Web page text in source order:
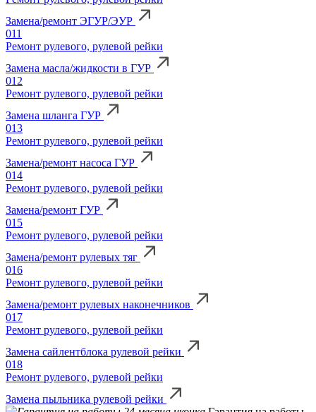
Замена/ремонт ЭГУР/ЭУР
011
Ремонт рулевого, рулевой рейки
Замена масла/жидкости в ГУР
012
Ремонт рулевого, рулевой рейки
Замена шланга ГУР
013
Ремонт рулевого, рулевой рейки
Замена/ремонт насоса ГУР
014
Ремонт рулевого, рулевой рейки
Замена/ремонт ГУР
015
Ремонт рулевого, рулевой рейки
Замена/ремонт рулевых тяг
016
Ремонт рулевого, рулевой рейки
Замена/ремонт рулевых наконечников
017
Ремонт рулевого, рулевой рейки
Замена сайлентблока рулевой рейки
018
Ремонт рулевого, рулевой рейки
Замена пыльника рулевой рейки